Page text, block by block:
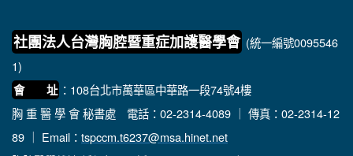
社團法人台灣胸腔暨重症加護醫學會 (統一編號0095546
1)
會 址 ：108台北市萬華區中華路一段74號4樓
胸 重 醫 學 會 秘書處 電話：02-2314-4089 ｜ 傳真：02-2314-12
89 ｜ Email： tspccm.t6237@msa.hinet.net